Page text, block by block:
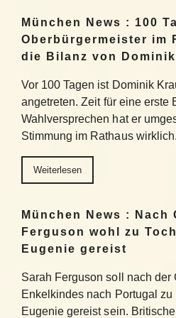
München News : 100
Oberbürgermeister im
die Bilanz von
Vor 100 Tagen ist Dominik
angetreten. Zeit für eine erste
Wahlversprechen hat er
Stimmung im Rathaus
Weiterlesen
München News : Nach
Ferguson wohl zu
Eugenie gereist
Sarah Ferguson soll nach der
Enkelkindes nach Portugal
Eugenie gereist sein.